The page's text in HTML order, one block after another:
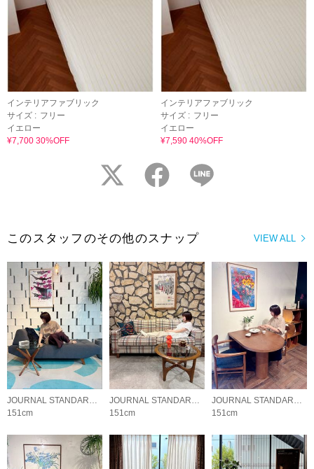
インテリアファブリック
サイズ : フリー
イエロー
¥7,700 30%OFF
インテリアファブリック
サイズ : フリー
イエロー
¥7,590 40%OFF
twitter facebook
VIEW ALL
このスタッフのその他のスナップ
151cm
151cm
151cm